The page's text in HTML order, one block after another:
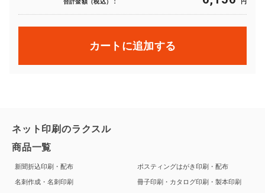
合計金額（税込）： 円
カートに追加する
ネット印刷のラクスル
商品一覧
新聞折込印刷・配布
名刺作成・名刺印刷
ポスティングはがき印刷・配布
冊子印刷・カタログ印刷・製本印刷